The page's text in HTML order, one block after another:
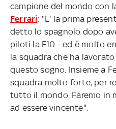
campione del mondo con
Ferrari: "E' la prima
detto lo spagnolo dopo
piloti la F10 - ed è molto
la squadra che ha
questo sogno. Insieme a
squadra molto forte, per
tutto il mondo. Faremo in
ad essere vincente".